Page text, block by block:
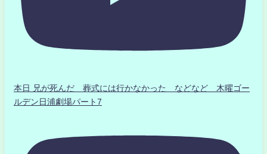
本日 兄が死んだ 葬式には行かなかった などなど 木曜ゴー
ルデン日浦劇場パート7